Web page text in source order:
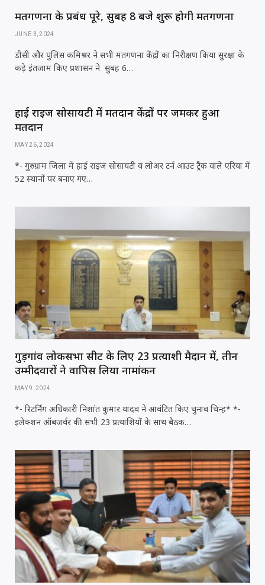
मतगणना के प्रबंध पूरे, सुबह 8 बजे शुरू होगी मतगणना
JUNE 3, 2024
डीसी और पुलिस कमिश्रर ने सभी मतगणना केंद्रों का निरीक्षण किया सुरक्षा के
कड़े इंतजाम किए प्रशासन ने सुबह 6…
हाई राइज सोसायटी में मतदान केंद्रों पर जमकर हुआ
मतदान
MAY 26, 2024
*- गुरुग्राम जिला में हाई राइज सोसायटी व लोअर टर्न आउट ट्रैक वाले एरिया में
52 स्थानों पर बनाए गए…
गुड़गांव लोकसभा सीट के लिए 23 प्रत्याशी मैदान में, तीन
उम्मीदवारों ने वापिस लिया नामांकन
MAY 9, 2024
*- रिटर्निंग अधिकारी निशांत कुमार यादव ने आवंटित किए चुनाव चिन्ह* *-
इलेक्शन ऑबजर्वर की सभी 23 प्रत्याशियों के साथ बैठक…